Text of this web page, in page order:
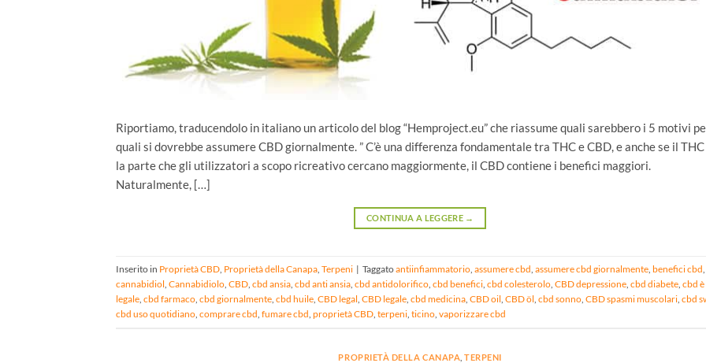
Riportiamo, traducendolo in italiano un articolo del blog “Hemproject.eu” che riassume quali sarebbero i 5 motivi
quali si dovrebbe assumere CBD giornalmente. ” C’è una differenza fondamentale tra THC e CBD, e anche se il
la parte che gli utilizzatori a scopo ricreativo cercano maggiormente, il CBD contiene i benefici maggiori.
Naturalmente, […]
CONTINUA A LEGGERE →
Inserito in Proprietà CBD, Proprietà della Canapa, Terpeni | Taggatoantiinfiammatorio, assumere cbd, assumere cbd giornalmente, benefici cbd,
cannabidiol, Cannabidiolo, CBD, cbd ansia, cbd anti ansia, cbd antidolorifico, cbd benefici, cbd colesterolo, CBD depressione, cbd diabete, cbd è
legale, cbd farmaco, cbd giornalmente, cbd huile, CBD legal, CBD legale, cbd medicina, CBD oil, CBD öl, cbd sonno, CBD spasmi muscolari, cbd
cbd uso quotidiano, comprare cbd, fumare cbd, proprietà CBD, terpeni, ticino, vaporizzare cbd
PROPRIETÀ DELLA CANAPA ,TERPENI